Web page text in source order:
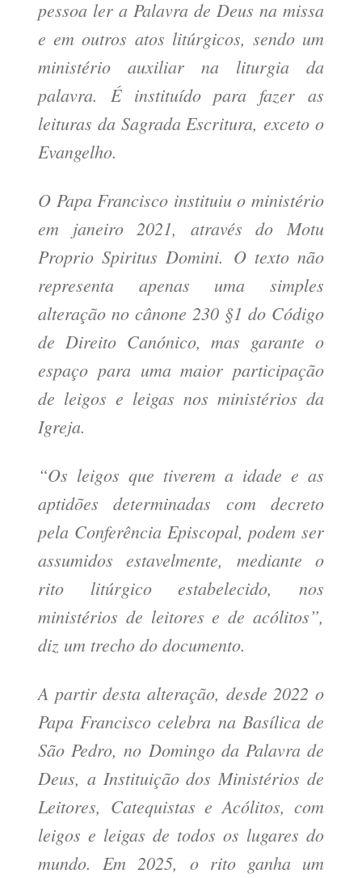
pessoa ler a Palavra de Deus na missa
e em outros atos litúrgicos, sendo um
ministério auxiliar na liturgia da
palavra. É instituído para fazer as
leituras da Sagrada Escritura, exceto o
Evangelho.
O Papa Francisco instituiu o ministério
em janeiro 2021, através do Motu
Proprio Spiritus Domini. O texto não
representa apenas uma simples
alteração no cânone 230 §1 do Código
de Direito Canónico, mas garante o
espaço para uma maior participação
de leigos e leigas nos ministérios da
Igreja.
“Os leigos que tiverem a idade e as
aptidões determinadas com decreto
pela Conferência Episcopal, podem ser
assumidos estavelmente, mediante o
rito litúrgico estabelecido, nos
ministérios de leitores e de acólitos”,
diz um trecho do documento.
A partir desta alteração, desde 2022 o
Papa Francisco celebra na Basílica de
São Pedro, no Domingo da Palavra de
Deus, a Instituição dos Ministérios de
Leitores, Catequistas e Acólitos, com
leigos e leigas de todos os lugares do
mundo. Em 2025, o rito ganha um